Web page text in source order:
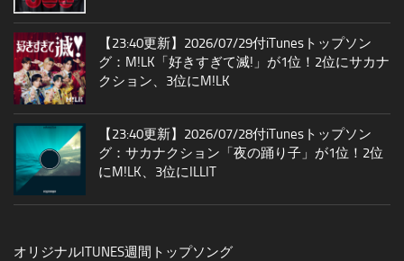
【23:40更新】2026/07/29付iTunesトップソン
グ：M!LK「好きすぎて滅!」が1位！2位にサカナ
クション、3位にM!LK
【23:40更新】2026/07/28付iTunesトップソン
グ：サカナクション「夜の踊り子」が1位！2位
にM!LK、3位にILLIT
オリジナルITUNES週間トップソング